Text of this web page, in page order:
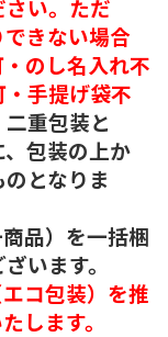
い。ただ
きない場合
のし名入れ不
手提げ袋不
二重包装と
包装の上か
となりま
品）を一括梱
います。
コ包装）を推
します。